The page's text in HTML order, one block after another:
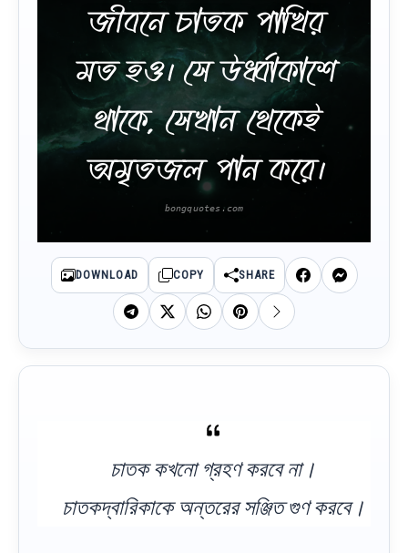
জীবনে চাতক পাখির
মত হও। সে উর্ধ্বাকাশে
থাকে, সেখান থেকেই
অমৃতজল পান করে।
DOWNLOAD COPY SHARE
চাতক কখনো গ্রহণ করবে না।
চাতকদ্বারিকাকে অন্তরের সঞ্জিত গুণ করবে।